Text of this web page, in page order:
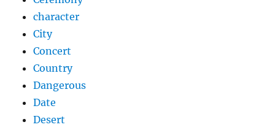
character
City
Concert
Country
Dangerous
Date
Desert